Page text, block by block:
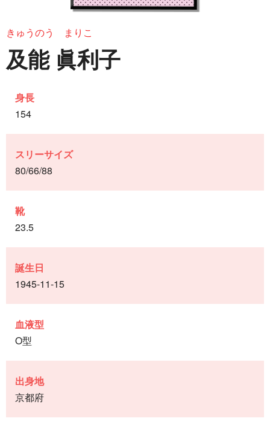
きゅうのう まりこ
及能 眞利子
身長
154
スリーサイズ
80/66/88
靴
23.5
誕生日
1945-11-15
血液型
O型
出身地
京都府